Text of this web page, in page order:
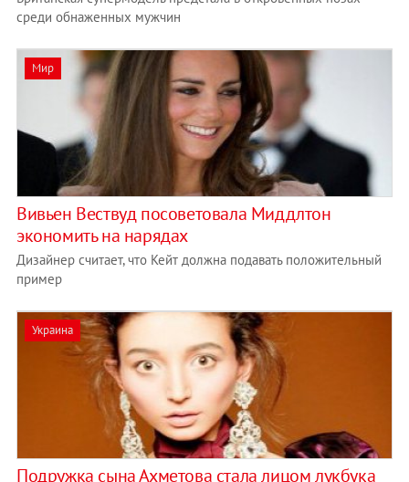
среди обнаженных мужчин
Мир
Вивьен Вествуд посоветовала Миддлтон
экономить на нарядах
Дизайнер считает, что Кейт должна подавать положительный
пример
Украина
Подружка сына Ахметова стала лицом лукбука